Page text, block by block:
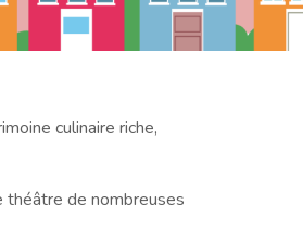
culinaire riche,
théâtre de nombreuses